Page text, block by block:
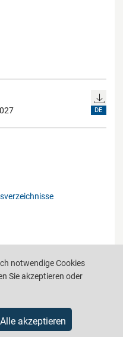
DE
IS-ARGEBAU
notwendige Cookies
Sie akzeptieren oder
Alle akzeptieren